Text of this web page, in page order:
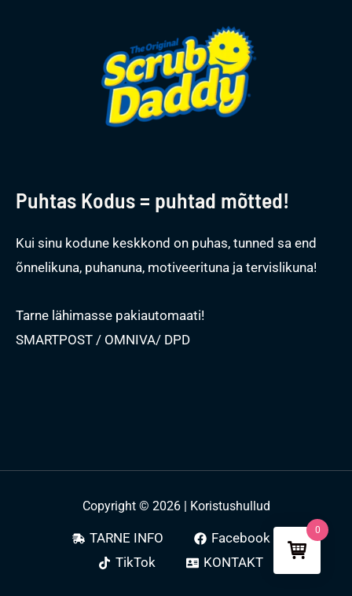
Puhtas Kodus = puhtad mõtted!
Kui sinu kodune keskkond on puhas, tunned sa end
õnnelikuna, puhanuna, motiveerituna ja tervislikuna!
Tarne lähimasse pakiautomaati!
SMARTPOST / OMNIVA/ DPD
Copyright © 2026 | Koristushullud
TARNE INFO
Facebook
TikTok
KONTAKT
0